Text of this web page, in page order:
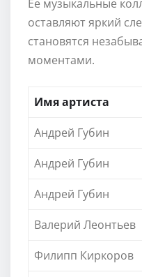
Ее музыкальные
оставляют яркий
становятся
моментами.
Имя артиста
Андрей Губин
Андрей Губин
Андрей Губин
Валерий Леонтьев
Филипп Киркоров